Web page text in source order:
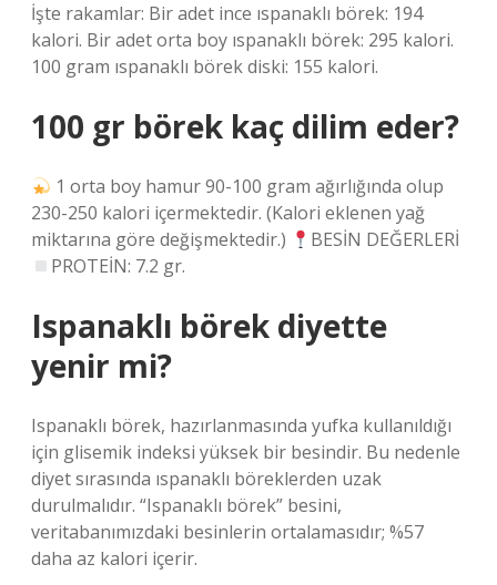
İşte rakamlar: Bir adet ince ıspanaklı börek: 194
kalori. Bir adet orta boy ıspanaklı börek: 295 kalori.
100 gram ıspanaklı börek diski: 155 kalori.
100 gr börek kaç dilim eder?
1 orta boy hamur 90-100 gram ağırlığında olup
230-250 kalori içermektedir. (Kalori eklenen yağ
miktarına göre değişmektedir.)
BESİN DEĞERLERİ
PROTEİN: 7.2 gr.
Ispanaklı börek diyette
yenir mi?
Ispanaklı börek, hazırlanmasında yufka kullanıldığı
için glisemik indeksi yüksek bir besindir. Bu nedenle
diyet sırasında ıspanaklı böreklerden uzak
durulmalıdır. “Ispanaklı börek” besini,
veritabanımızdaki besinlerin ortalamasıdır; %57
daha az kalori içerir.